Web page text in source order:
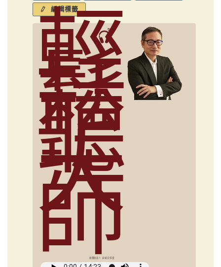
編輯標籤
輕
鬆
聽
大
師
媒體創意人 俞國定導讀